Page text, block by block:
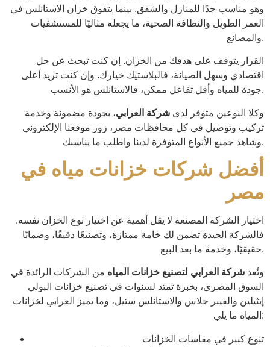
وهو مناسب جدًا للمنازل والشقق. بينما يتفوق خزان الاستانلس في
العمر الطويل والنظافة الصحية، ما يجعله مثاليًا للمستشفيات
والمصانع.
القرار يتوقف على هدفك من الخزان. إن كنت تبحث عن حل
اقتصادي وسهل الصيانة، فالبلاستيك خيارك. وإن كنت تريد أعلى
جودة للمياه وأقل تفاعل ممكن، فالاستانلس هو الأنسب.
وكلا النوعين متوفر لدى شركة العرابي، بجودة مضمونة وخدمة
تركيب وتوصيل في كل محافظات مصر، زور موقعنا الإلكتروني
وشاهد جميع الأنواع المتوفرة لدينا واطلب ما يناسبك.
أفضل شركات خزانات مياه في
مصر
اختيار الشركة المصنعة لا يقل أهمية عن اختيار نوع الخزان نفسه.
فالشركة الجيدة تضمن لك خامة ممتازة، وتصنيعًا دقيقًا، وضمانًا
حقيقيًا، وخدمة ما بعد البيع.
وتُعد شركة العرابي لتصنيع خزانات المياه من الشركات الرائدة في
السوق المصري، بخبرة تمتد لسنوات في تصنيع خزانات البولي
إيثيلين والفيبر جلاس والاستانلس ستيل، وما يميز العرابي لخزانات
المياه ما يلي:
تنوع كبير في مقاسات الخزانات